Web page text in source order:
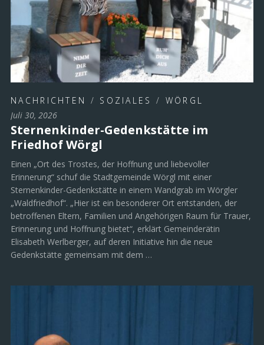
NACHRICHTEN / SOZIALES / WÖRGL
Juli 30, 2026
Sternenkinder-Gedenkstätte im
Friedhof Wörgl
Einen „Ort des Trostes, der Hoffnung und liebevoller
Erinnerung“ schuf die Stadtgemeinde Wörgl mit einer
Sternenkinder-Gedenkstätte in einem Wandgrab im Wörgler
„Waldfriedhof“. „Hier ist ein besonderer Ort entstanden, der
betroffenen Eltern, Familien und Angehörigen Raum für Trauer,
Erinnerung und Hoffnung bietet“, erklärt Gemeinderätin
Elisabeth Werlberger, auf deren Initiative hin die neue
Gedenkstätte gemeinsam mit dem …